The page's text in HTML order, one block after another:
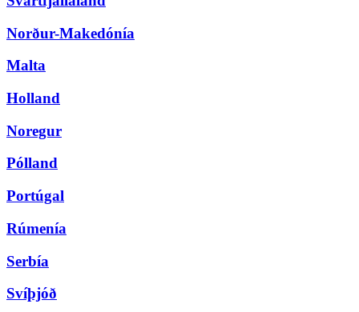
Norður-Makedónía
Malta
Holland
Noregur
Pólland
Portúgal
Rúmenía
Serbía
Svíþjóð